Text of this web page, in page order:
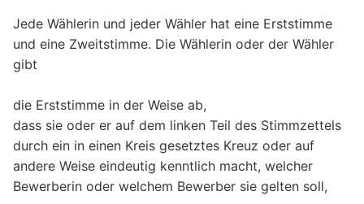
Jede Wählerin und jeder Wähler hat eine Erststimme
und eine Zweitstimme. Die Wählerin oder der Wähler
gibt
die Erststimme in der Weise ab,
dass sie oder er auf dem linken Teil des Stimmzettels
durch ein in einen Kreis gesetztes Kreuz oder auf
andere Weise eindeutig kenntlich macht, welcher
Bewerberin oder welchem Bewerber sie gelten soll,